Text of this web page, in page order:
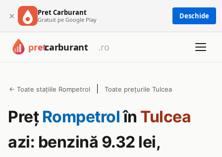
× Pret Carburant
Gratuit pe Google Play Deschide
← Toate stațiile Rompetrol Toate prețurile Tulcea
Preț Rompetrolîn Tulcea
azi: benzină 9.32 lei,